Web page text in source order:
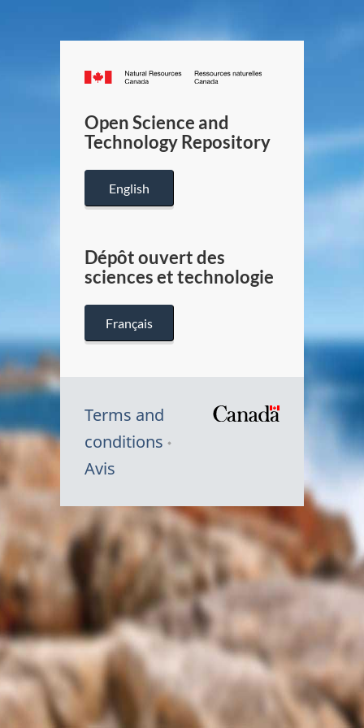
Canada.ca
/
Canada
Open Science and
Technology Repository
English
Dépôt ouvert des
sciences et technologie
Français
Terms and
conditions
Avis
Symbole
du
Canada